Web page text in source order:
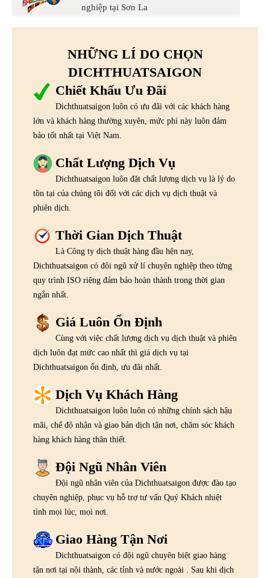
nghiệp tại Sơn La
NHỮNG LÍ DO CHỌN
DICHTHUATSAIGON
Chiết Khấu Ưu Đãi
Dichthuatsaigon luôn có ưu đãi với các khách hàng
lớn và khách hàng thường xuyên, mức phí này luôn đảm
bảo tốt nhất tại Việt Nam.
Chất Lượng Dịch Vụ
Dichthuatsaigon luôn đặt chất lượng dịch vụ là lý do
tồn tại của chúng tôi đối với các dịch vụ dịch thuật và
phiên dịch.
Thời Gian Dịch Thuật
Là Công ty dịch thuật hàng đầu hện nay,
Dichthuatsaigon có đội ngũ xử lí chuyên nghiệp theo từng
quy trình ISO riêng đảm bảo hoàn thành trong thời gian
ngắn nhất.
Giá Luôn Ổn Định
Cùng với việc chất lượng dịch vụ dịch thuật và phiên
dịch luôn đạt mức cao nhất thì giá dịch vụ tại
Dichthuatsaigon ổn định, ưu đãi nhất.
Dịch Vụ Khách Hàng
Dichthuatsaigon luôn luôn có những chính sách hậu
mãi, chế độ nhận và giao bản dịch tận nơi, chăm sóc khách
hàng khách hàng thân thiết.
Đội Ngũ Nhân Viên
Đội ngũ nhân viên của Dichthuatsaigon được đào tạo
chuyên nghiệp, phục vụ hỗ trợ tư vấn Quý Khách nhiệt
tình mọi lúc, mọi nơi.
Giao Hàng Tận Nơi
Dichthuatsaigon có đội ngũ chuyên biệt giao hàng
tận nơi tại nội thành, các tỉnh và nước ngoài . Sau khi dịch